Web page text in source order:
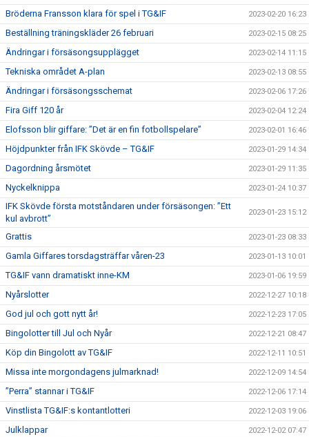
Bröderna Fransson klara för spel i TG&IF 2023-02-20 16:23
Beställning träningskläder 26 februari 2023-02-15 08:25
Ändringar i försäsongsupplägget 2023-02-14 11:15
Tekniska området A-plan 2023-02-13 08:55
Ändringar i försäsongsschemat 2023-02-06 17:26
Fira Giff 120 år 2023-02-04 12:24
Elofsson blir giffare: ”Det är en fin fotbollspelare” 2023-02-01 16:46
Höjdpunkter från IFK Skövde – TG&IF 2023-01-29 14:34
Dagordning årsmötet 2023-01-29 11:35
Nyckelknippa 2023-01-24 10:37
IFK Skövde första motståndaren under försäsongen: ”Ett
kul avbrott”
2023-01-23 15:12
Grattis 2023-01-23 08:33
Gamla Giffares torsdagsträffar våren-23 2023-01-13 10:01
TG&IF vann dramatiskt inne-KM 2023-01-06 19:59
Nyårslotter 2022-12-27 10:18
God jul och gott nytt år! 2022-12-23 17:05
Bingolotter till Jul och Nyår 2022-12-21 08:47
Köp din Bingolott av TG&IF 2022-12-11 10:51
Missa inte morgondagens julmarknad! 2022-12-09 14:54
”Perra” stannar i TG&IF 2022-12-06 17:14
Vinstlista TG&IF:s kontantlotteri 2022-12-03 19:06
Julklappar 2022-12-02 07:47